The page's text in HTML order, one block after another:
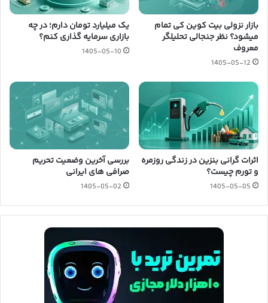
بازار نزولی بیت کوین کی تمام
میشود؟ نظر جنجالی تحلیلگر
معروف
1405-05-12
یک میلیارد تومان دارم؛ در چه
بازاری سرمایه گذاری کنم؟
1405-05-10
اثرات گرانی بنزین در زندگی روزمره
و تورم چیست؟
1405-05-05
بررسی آخرین وضعیت تحریم
صرافی های ایرانی
1405-05-02